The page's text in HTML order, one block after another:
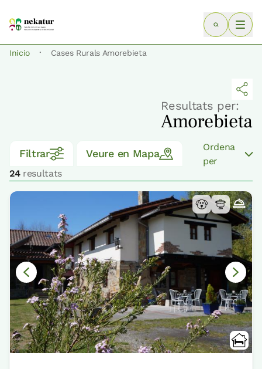
Inicio · Cases Rurals Amorebieta
Resultats per:
Amorebieta
Filtrar Veure en Mapa
24resultats
Ordena
per